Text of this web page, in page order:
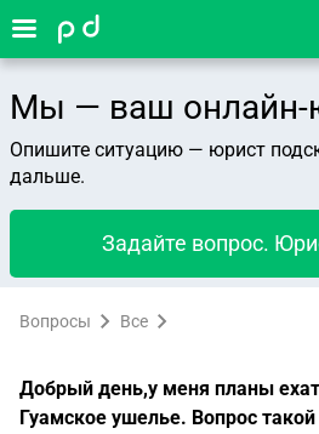
Мы — ваш онлайн-
Опишите ситуацию — юрист
дальше.
Задайте вопрос.
Вопросы Все
Добрый день,у меня планы
Гуамское ушелье. Вопрос